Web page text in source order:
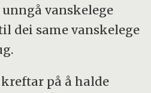
vanskelege
dei same vanskelege
på å halde